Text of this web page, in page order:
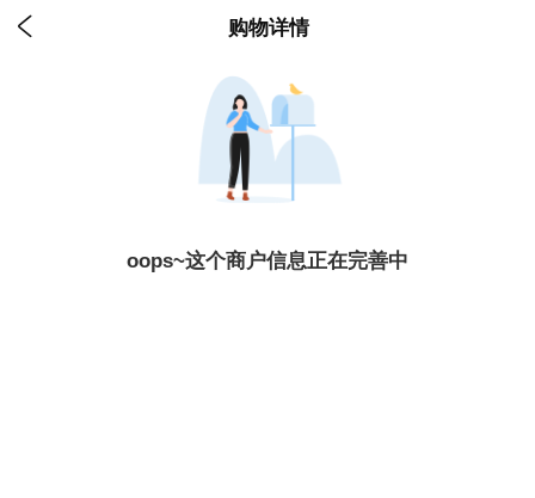
 购物详情
oops~这个商户信息正在完善中